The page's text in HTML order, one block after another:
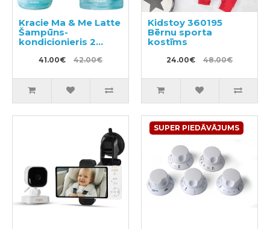
Kracie Ma & Me Latte
Šampūns-
kondicionieris 2
vienā 490ml +
pildviela 360ml
41.00€ 42.00€
Kidstoy 360195
Bērnu sporta
kostīms
24.00€ 48.00€
SUPER PIEDĀVĀJUMS